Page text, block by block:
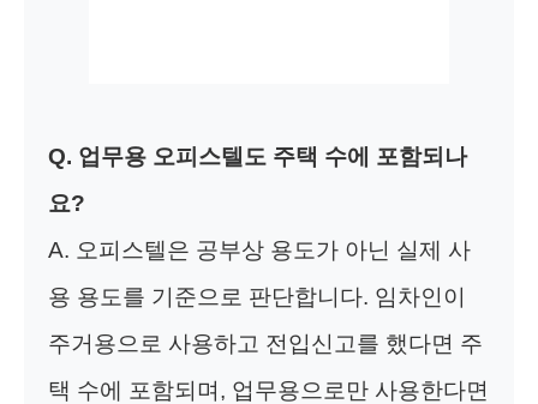
Q. 업무용 오피스텔도 주택 수에 포함되나
요?
A. 오피스텔은 공부상 용도가 아닌 실제 사
용 용도를 기준으로 판단합니다. 임차인이
주거용으로 사용하고 전입신고를 했다면 주
택 수에 포함되며, 업무용으로만 사용한다면